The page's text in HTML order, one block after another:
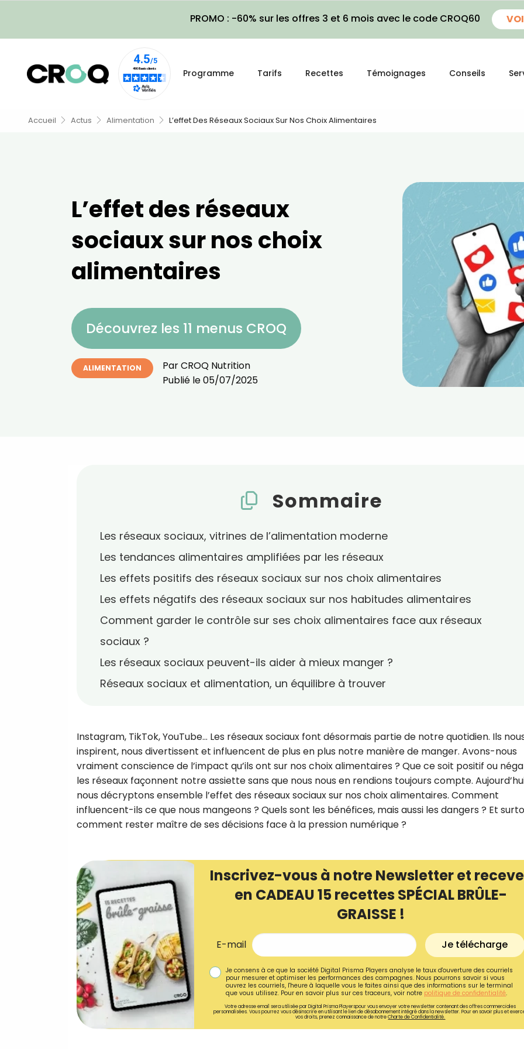
PROMO : -60% sur les offres 3 et 6 mois avec le code CROQ60
Programme Tarifs Recettes Témoignages Conseils
Accueil Actus Alimentation L’effet Des Réseaux Sociaux Sur Nos Choix Alimentaires
L’effet des réseaux
sociaux sur nos choix
alimentaires
Découvrez les 11 menus CROQ
ALIMENTATION ParCROQ Nutrition
Publié le05/07/2025
Sommaire
Les réseaux sociaux, vitrines de l’alimentation moderne
Les tendances alimentaires amplifiées par les réseaux
Les effets positifs des réseaux sociaux sur nos choix alimentaires
Les effets négatifs des réseaux sociaux sur nos habitudes alimentaires
Comment garder le contrôle sur ses choix alimentaires face aux réseaux
sociaux ?
Les réseaux sociaux peuvent-ils aider à mieux manger ?
Réseaux sociaux et alimentation, un équilibre à trouver
Instagram, TikTok, YouTube… Les réseaux sociaux font désormais partie de notre quotidien. Ils
inspirent, nous divertissent et influencent de plus en plus notre manière de manger. Avons-nous
vraiment conscience de l’impact qu’ils ont sur nos choix alimentaires ? Que ce soit positif ou
les réseaux façonnent notre assiette sans que nous nous en rendions toujours compte.
nous décryptons ensemble l’effet des réseaux sociaux sur nos choix alimentaires. Comment
influencent-ils ce que nous mangeons ? Quels sont les bénéfices, mais aussi les dangers ? Et
comment rester maître de ses décisions face à la pression numérique ?
Inscrivez-vous à notre Newsletter et
en CADEAU 15 recettes SPÉCIAL BRÛLE-
GRAISSE !
E-mail Je télécharge
Je consens à ce que la société Digital Prisma Players analyse le taux d'ouverture des courriels
pour mesurer et optimiser les performances des campagnes. Nous pourrons savoir si vous
ouvrez les courriels, l'heure à laquelle vous le faites ainsi que des informations sur le terminal
que vous utilisez. Pour en savoir plus sur ces traceurs, voir notre politique de confidentialité.
Votre adresse email sera utilisée par Digital Prisma Playerspour vous envoyer votre newsletter contenant des offres commerciales
personnalisées. Vous pourrez vous désinscrire en utilisant le lien de désabonnement intégré dans la newsletter. Pour en savoir plus et
vos droits, prenez connaissance de notreCharte de Confidentialité.
Recevez
recettes inédites de
!